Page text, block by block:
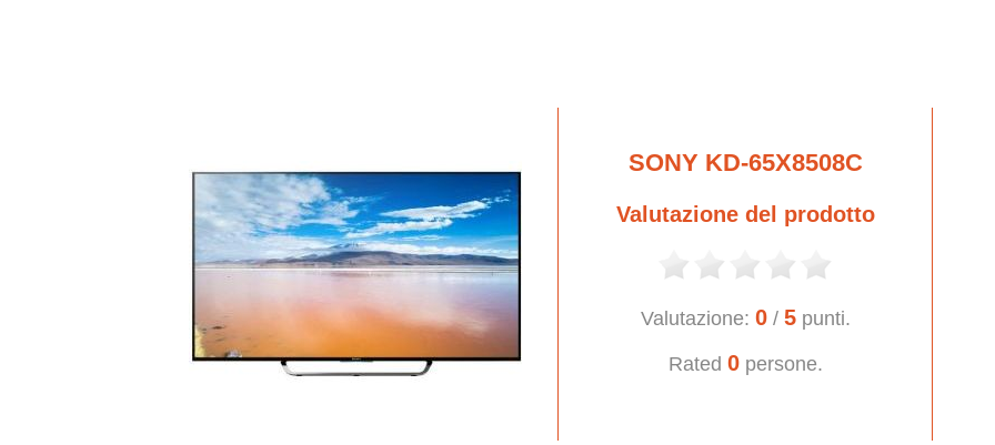
SONY KD-65X8508C
Valutazione del prodotto
Valutazione: 0/ 5punti.
Rated 0persone.